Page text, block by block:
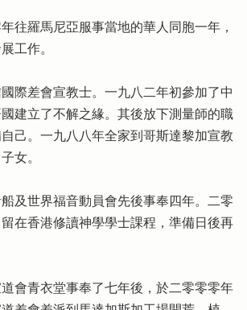
往羅馬尼亞服事當地的華人同胞一年，
工作。
際差會宣教士。一九八二年初參加了中
建立了不解之緣。其後放下測量師的職
己。一九八八年全家到哥斯達黎加宣教
女。
及世界福音動員會先後事奉四年。二零
在香港修讀神學學士課程，準備日後再
會青衣堂事奉了七年後，於二零零零年